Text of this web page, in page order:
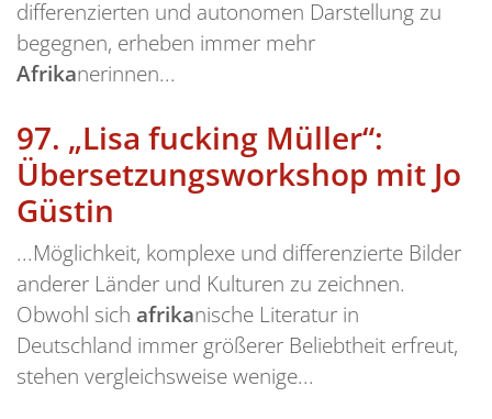
differenzierten und autonomen Darstellung zu
begegnen, erheben immer mehr
Afrikanerinnen...
97. „Lisa fucking Müller“:
Übersetzungsworkshop mit Jo
Güstin
...Möglichkeit, komplexe und differenzierte Bilder
anderer Länder und Kulturen zu zeichnen.
Obwohl sich afrikanische Literatur in
Deutschland immer größerer Beliebtheit erfreut,
stehen vergleichsweise wenige...